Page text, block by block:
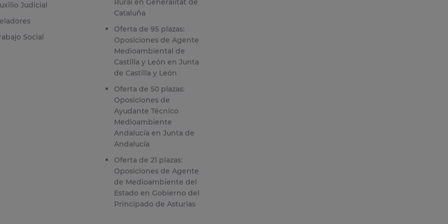
Judicial
Social
Rural en Generalitat de
Cataluña
Oferta de 95 plazas:
Oposiciones de Agente
Medioambiental de
Castilla y León en Junta
de Castilla y León
Oferta de 50 plazas:
Oposiciones de
Ayudante Técnico
Medioambiente
Andalucía en Junta de
Andalucía
Oferta de 21 plazas:
Oposiciones de Agente
de Medioambiente del
Estado en Gobierno del
Principado de Asturias